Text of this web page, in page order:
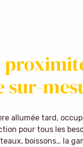
sur-
allumée tard,
pour tous les
boissons… la